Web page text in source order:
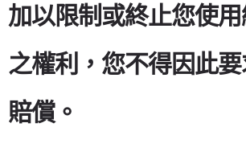
加以限制或終止您使
之權利，您不得因此
賠償。